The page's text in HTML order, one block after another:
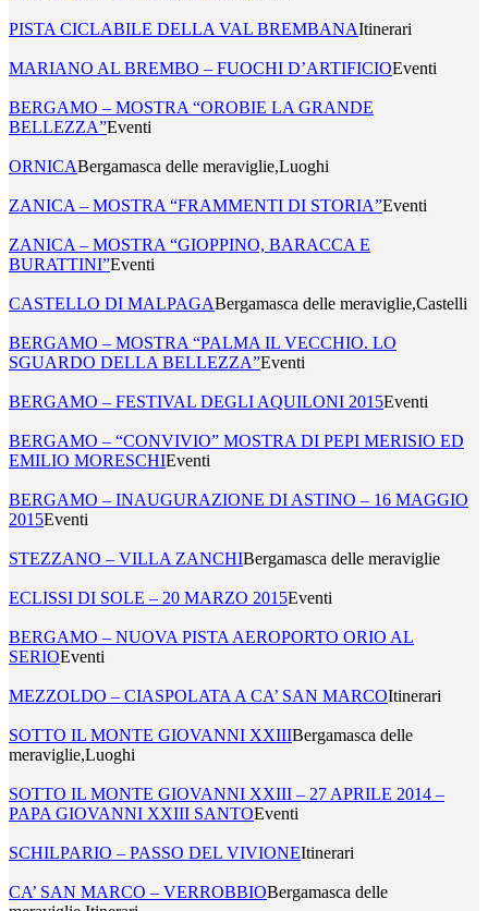
PISTA CICLABILE DELLA VAL BREMBANAItinerari
MARIANO AL BREMBO – FUOCHI D’ARTIFICIOEventi
BERGAMO – MOSTRA “OROBIE LA GRANDE
BELLEZZA”Eventi
ORNICABergamasca delle meraviglie,Luoghi
ZANICA – MOSTRA “FRAMMENTI DI STORIA”Eventi
ZANICA – MOSTRA “GIOPPINO, BARACCA E
BURATTINI”Eventi
CASTELLO DI MALPAGABergamasca delle meraviglie,Castelli
BERGAMO – MOSTRA “PALMA IL VECCHIO. LO
SGUARDO DELLA BELLEZZA”Eventi
BERGAMO – FESTIVAL DEGLI AQUILONI 2015Eventi
BERGAMO – “CONVIVIO” MOSTRA DI PEPI MERISIO ED
EMILIO MORESCHIEventi
BERGAMO – INAUGURAZIONE DI ASTINO – 16 MAGGIO
2015Eventi
STEZZANO – VILLA ZANCHIBergamasca delle meraviglie
ECLISSI DI SOLE – 20 MARZO 2015Eventi
BERGAMO – NUOVA PISTA AEROPORTO ORIO AL
SERIOEventi
MEZZOLDO – CIASPOLATA A CA’ SAN MARCOItinerari
SOTTO IL MONTE GIOVANNI XXIIIBergamasca delle
meraviglie,Luoghi
SOTTO IL MONTE GIOVANNI XXIII – 27 APRILE 2014 –
PAPA GIOVANNI XXIII SANTOEventi
SCHILPARIO – PASSO DEL VIVIONEItinerari
CA’ SAN MARCO – VERROBBIOBergamasca delle